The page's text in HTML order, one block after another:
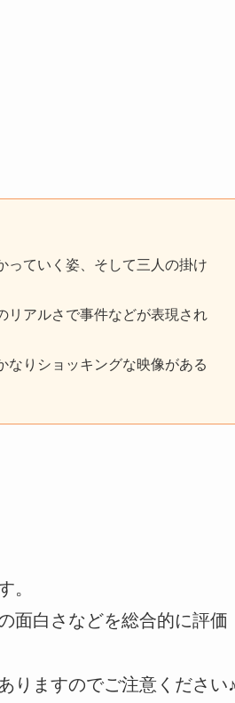
っていく姿、そして三人の掛け
リアルさで事件などが表現され
なりショッキングな映像がある
。
面白さなどを総合的に評価
りますのでご注意ください